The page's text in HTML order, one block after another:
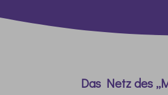
Das Netz des